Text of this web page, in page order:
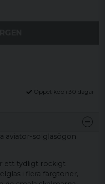
Öppet köp i 30 dagar
aviator-solglasögon
ett tydligt rockigt
i flera färgtoner,